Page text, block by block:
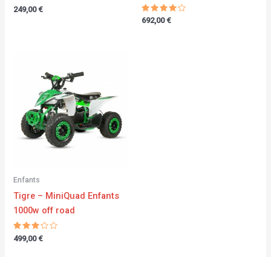
249,00€
Note
4.00
692,00€
Enfants
Tigre – MiniQuad Enfants
1000w off road
Note
3.00
499,00€